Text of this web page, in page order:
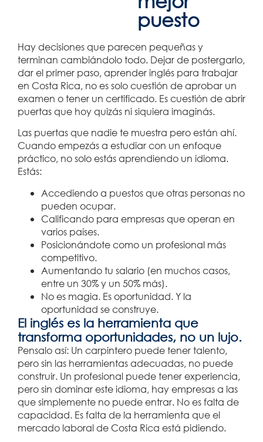
puesto
Hay decisiones que parecen pequeñas y
terminan cambiándolo todo. Dejar de postergarlo,
dar el primer paso, aprender inglés para trabajar
en Costa Rica, no es solo cuestión de aprobar un
examen o tener un certificado. Es cuestión de abrir
puertas que hoy quizás ni siquiera imaginás.
Las puertas que nadie te muestra pero están ahí.
Cuando empezás a estudiar con un enfoque
práctico, no solo estás aprendiendo un idioma.
Estás:
Accediendo a puestos que otras personas no
pueden ocupar.
Calificando para empresas que operan en
varios países.
Posicionándote como un profesional más
competitivo.
Aumentando tu salario (en muchos casos,
entre un 30% y un 50% más).
No es magia. Es oportunidad. Y la
oportunidad se construye.
El inglés es la herramienta que
transforma oportunidades, no un lujo.
Pensalo así: Un carpintero puede tener talento,
pero sin las herramientas adecuadas, no puede
construir. Un profesional puede tener experiencia,
pero sin dominar este idioma, hay empresas a las
que simplemente no puede entrar. No es falta de
capacidad. Es falta de la herramienta que el
mercado laboral de Costa Rica está pidiendo.